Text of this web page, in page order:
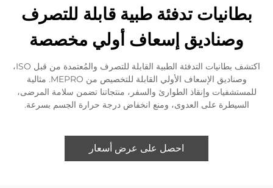
بطانيات تدفئة طبية قابلة للتصرف
وصناديق إسعاف أولي مخصصة
اكتشف بطانيات التدفئة الطبية القابلة للتصرف والمُعتمدة من قبل ISO،
وصناديق الإسعاف الأولي القابلة للتخصيص من MEPRO. مثالية
للمستشفيات وإنقاذ الطوارئ والسفر، منتجاتنا تضمن سلامة المرضى،
السيطرة على العدوى، ومنع انخفاض درجة حرارة الجسم بسرعة.
احصل على عرض أسعار